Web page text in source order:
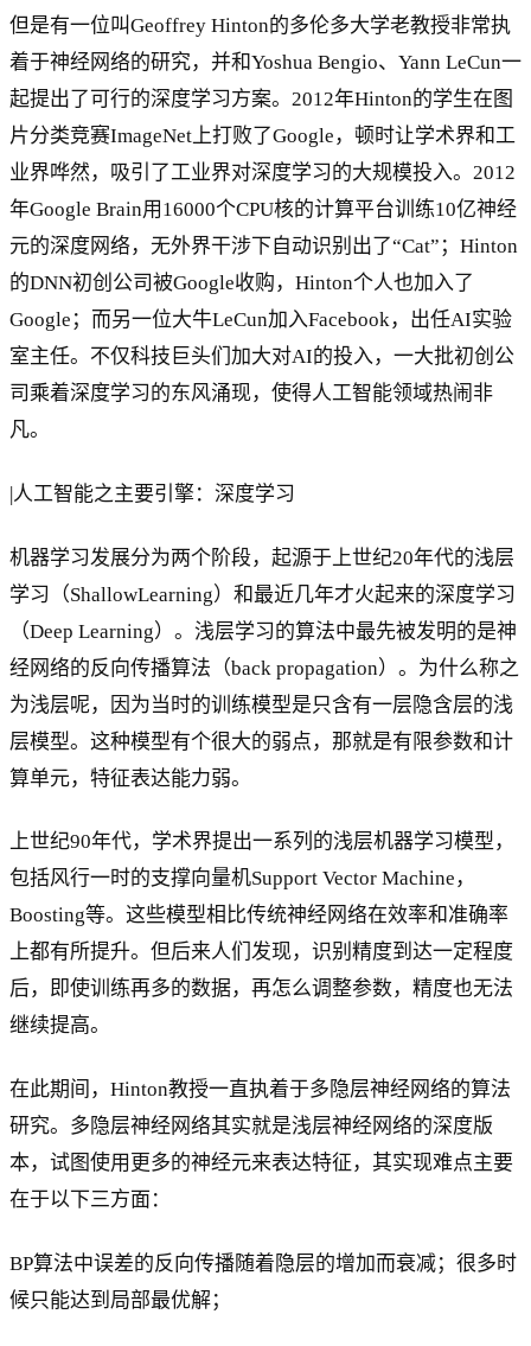
但是有一位叫Geoffrey Hinton的多伦多大学老教授非常执
着于神经网络的研究，并和Yoshua Bengio、Yann LeCun一
起提出了可行的深度学习方案。2012年Hinton的学生在图
片分类竞赛ImageNet上打败了Google，顿时让学术界和工
业界哗然，吸引了工业界对深度学习的大规模投入。2012
年Google Brain用16000个CPU核的计算平台训练10亿神经
元的深度网络，无外界干涉下自动识别出了“Cat”；Hinton
的DNN初创公司被Google收购，Hinton个人也加入了
Google；而另一位大牛LeCun加入Facebook，出任AI实验
室主任。不仅科技巨头们加大对AI的投入，一大批初创公
司乘着深度学习的东风涌现，使得人工智能领域热闹非
凡。
|人工智能之主要引擎：深度学习
机器学习发展分为两个阶段，起源于上世纪20年代的浅层
学习（ShallowLearning）和最近几年才火起来的深度学习
（Deep Learning）。浅层学习的算法中最先被发明的是神
经网络的反向传播算法（back propagation）。为什么称之
为浅层呢，因为当时的训练模型是只含有一层隐含层的浅
层模型。这种模型有个很大的弱点，那就是有限参数和计
算单元，特征表达能力弱。
上世纪90年代，学术界提出一系列的浅层机器学习模型，
包括风行一时的支撑向量机Support Vector Machine，
Boosting等。这些模型相比传统神经网络在效率和准确率
上都有所提升。但后来人们发现，识别精度到达一定程度
后，即使训练再多的数据，再怎么调整参数，精度也无法
继续提高。
在此期间，Hinton教授一直执着于多隐层神经网络的算法
研究。多隐层神经网络其实就是浅层神经网络的深度版
本，试图使用更多的神经元来表达特征，其实现难点主要
在于以下三方面：
BP算法中误差的反向传播随着隐层的增加而衰减；很多时
候只能达到局部最优解；